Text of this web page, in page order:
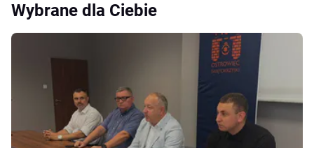
Wybrane dla Ciebie